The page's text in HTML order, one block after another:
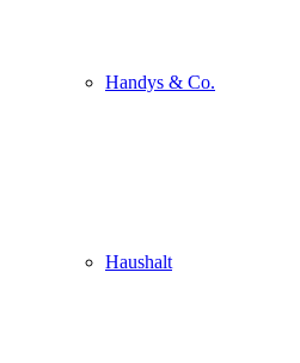
Handys & Co.
Haushalt